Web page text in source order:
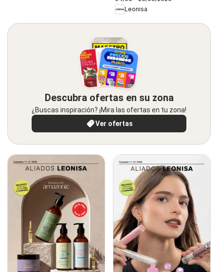
Leonisa
Descubra ofertas en su zona
¿Buscas inspiración? ¡Mira las ofertas en tu zona!
Ver ofertas